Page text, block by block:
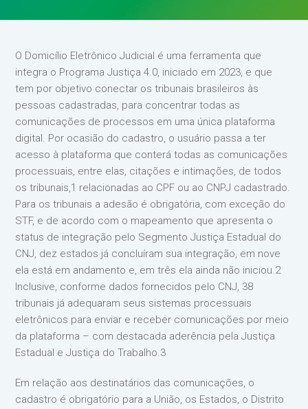
O Domicílio Eletrônico Judicial é uma ferramenta que
integra o Programa Justiça 4.0, iniciado em 2023, e que
tem por objetivo conectar os tribunais brasileiros às
pessoas cadastradas, para concentrar todas as
comunicações de processos em uma única plataforma
digital. Por ocasião do cadastro, o usuário passa a ter
acesso à plataforma que conterá todas as comunicações
processuais, entre elas, citações e intimações, de todos
os tribunais,1 relacionadas ao CPF ou ao CNPJ cadastrado.
Para os tribunais a adesão é obrigatória, com exceção do
STF, e de acordo com o mapeamento que apresenta o
status de integração pelo Segmento Justiça Estadual do
CNJ, dez estados já concluíram sua integração, em nove
ela está em andamento e, em três ela ainda não iniciou.2
Inclusive, conforme dados fornecidos pelo CNJ, 38
tribunais já adequaram seus sistemas processuais
eletrônicos para enviar e receber comunicações por meio
da plataforma – com destacada aderência pela Justiça
Estadual e Justiça do Trabalho.3
Em relação aos destinatários das comunicações, o
cadastro é obrigatório para a União, os Estados, o Distrito